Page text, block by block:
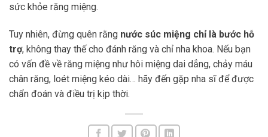
sức khỏe răng miệng.
Tuy nhiên, đừng quên rằng nước súc miệng chỉ là bước hỗ
trợ, không thay thế cho đánh răng và chỉ nha khoa. Nếu bạn
có vấn đề về răng miệng như hôi miệng dai dẳng, chảy máu
chân răng, loét miệng kéo dài… hãy đến gặp nha sĩ để được
chẩn đoán và điều trị kịp thời.